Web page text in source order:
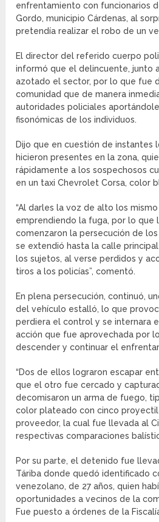
enfrentamiento con funcionarios
Gordo, municipio Cárdenas, al
pretendía realizar el robo de un
El director del referido cuerpo
informó que el delincuente, junto
azotado el sector, por lo que fue
comunidad que de manera
autoridades policiales
fisonómicas de los individuos.
Dijo que en cuestión de instantes
hicieron presentes en la zona,
rápidamente a los sospechosos
en un taxi Chevrolet Corsa, color
“Al darles la voz de alto los
emprendiendo la fuga, por lo que
comenzaron la persecución de
se extendió hasta la calle
los sujetos, al verse perdidos y
tiros a los policías”, comentó.
En plena persecución, continuó,
del vehículo estalló, lo que
perdiera el control y se internara
acción que fue aprovechada por
descender y continuar el
“Dos de ellos lograron escapar
que el otro fue cercado y
decomisaron un arma de fuego,
color plateado con cinco
proveedor, la cual fue llevada al
respectivas comparaciones
Por su parte, el detenido fue
Táriba donde quedó identificado
venezolano, de 27 años, quien
oportunidades a vecinos de la
Fue puesto a órdenes de la